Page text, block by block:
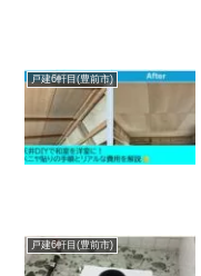
戸建6軒目(豊前市)
戸建6軒目(豊前市)